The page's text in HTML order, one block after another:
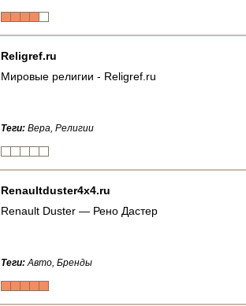
Religref.ru
Мировые религии - Relіgref.ru
Теги: Вера, Религии
Renaultduster4x4.ru
Renault Duster — Рено Дастер
Теги:Авто, Бренды